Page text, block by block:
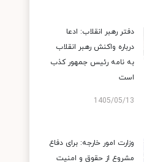
دفتر رهبر انقلاب: ادعا
درباره واکنش رهبر انقلاب
به نامه رئیس جمهور کذب
است
1405/05/13
وزارت امور خارجه: برای دفاع
مشروع از حقوق و امنیت